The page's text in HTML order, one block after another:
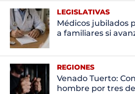
LEGISLATIVAS
Médicos jubilados
a familiares si
REGIONES
Venado Tuerto:
hombre por tres